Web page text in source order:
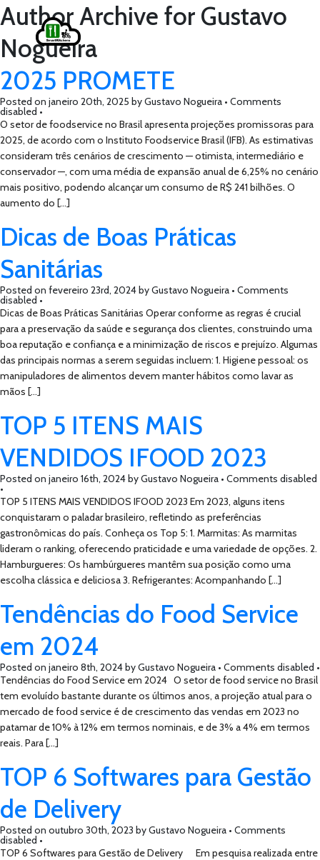
Author Archive for Gustavo
Nogueira
2025 PROMETE
Posted on janeiro 20th, 2025 byGustavo Nogueira • Comments
disabled •
O setor de foodservice no Brasil apresenta projeções promissoras para
2025, de acordo com o Instituto Foodservice Brasil (IFB). As estimativas
consideram três cenários de crescimento — otimista, intermediário e
conservador —, com uma média de expansão anual de 6,25% no cenário
mais positivo, podendo alcançar um consumo de R$ 241 bilhões. O
aumento do […]
Dicas de Boas Práticas
Sanitárias
Posted on fevereiro 23rd, 2024byGustavo Nogueira • Comments
disabled •
Dicas de Boas Práticas Sanitárias Operar conforme as regras é crucial
para a preservação da saúde e segurança dos clientes, construindo uma
boa reputação e confiança e a minimização de riscos e prejuízo. Algumas
das principais normas a serem seguidas incluem: 1. Higiene pessoal: os
manipuladores de alimentos devem manter hábitos como lavar as
mãos […]
TOP 5 ITENS MAIS
VENDIDOS IFOOD 2023
Posted on janeiro 16th, 2024byGustavo Nogueira • Comments disabled
•
TOP 5 ITENS MAIS VENDIDOS IFOOD 2023 Em 2023, alguns itens
conquistaram o paladar brasileiro, refletindo as preferências
gastronômicas do país. Conheça os Top 5: 1. Marmitas: As marmitas
lideram o ranking, oferecendo praticidade e uma variedade de opções. 2.
Hamburgueres: Os hambúrgueres mantêm sua posição como uma
escolha clássica e deliciosa 3. Refrigerantes: Acompanhando […]
Tendências do Food Service
em 2024
Posted on janeiro 8th, 2024byGustavo Nogueira • Comments disabled •
Tendências do Food Service em 2024 O setor de food service no Brasil
tem evoluído bastante durante os últimos anos, a projeção atual para o
mercado de food service é de crescimento das vendas em 2023 no
patamar de 10% à 12% em termos nominais, e de 3% a 4% em termos
reais. Para […]
TOP 6 Softwares para Gestão
de Delivery
Posted on outubro 30th, 2023 byGustavo Nogueira • Comments
disabled •
TOP 6 Softwares para Gestão de Delivery Em pesquisa realizada entre